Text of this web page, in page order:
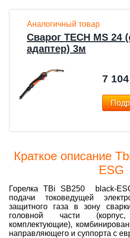
Аналогичный товар
Сварог TECH MS 24
адаптер) 3м
7 104
Краткое описание
ESG
Горелка TBi SB250 black-
подачи токоведущей
защитного газа в зону
головной части
комплектующие),
направляющего и суппорта с